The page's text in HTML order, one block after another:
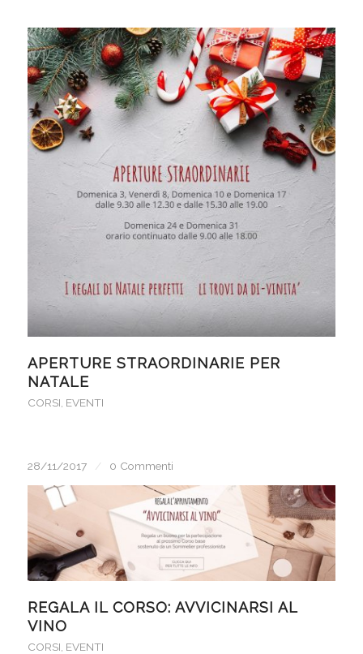
APERTURE STRAORDINARIE PER
NATALE
CORSI EVENTI
28/11/2017 / 0 Commenti
REGALA IL CORSO: AVVICINARSI AL
VINO
CORSI EVENTI